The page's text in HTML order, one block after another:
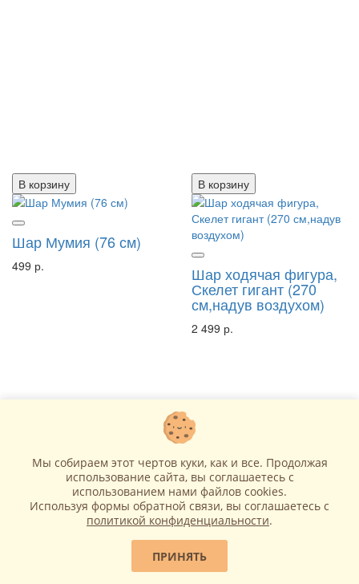
В корзину В корзину
Шар Мумия (76 см)
499 р.
В корзину
Шар ходячая фигура,
Скелет гигант (270
см,надув воздухом)
2 499 р.
В корзину
Шар ходячий Паук Шар череп золотой (93
Мы собираем этот чертов куки, как и все. Продолжая
использование сайта, вы соглашаетесь c
использованием нами файлов cookies.
Используя формы обратной связи, вы соглашаетесь с
политикой конфиденциальности.
ПРИНЯТЬ